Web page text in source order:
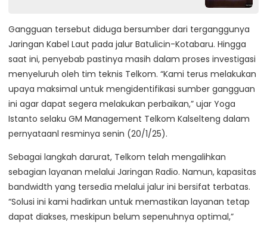
Gangguan tersebut diduga bersumber dari terganggunya
Jaringan Kabel Laut pada jalur Batulicin-Kotabaru. Hingga
saat ini, penyebab pastinya masih dalam proses investigasi
menyeluruh oleh tim teknis Telkom. “Kami terus melakukan
upaya maksimal untuk mengidentifikasi sumber gangguan
ini agar dapat segera melakukan perbaikan,” ujar Yoga
Istanto selaku GM Management Telkom Kalselteng dalam
pernyataanl resminya senin (20/1/25).
Sebagai langkah darurat, Telkom telah mengalihkan
sebagian layanan melalui Jaringan Radio. Namun, kapasitas
bandwidth yang tersedia melalui jalur ini bersifat terbatas.
“Solusi ini kami hadirkan untuk memastikan layanan tetap
dapat diakses, meskipun belum sepenuhnya optimal,”